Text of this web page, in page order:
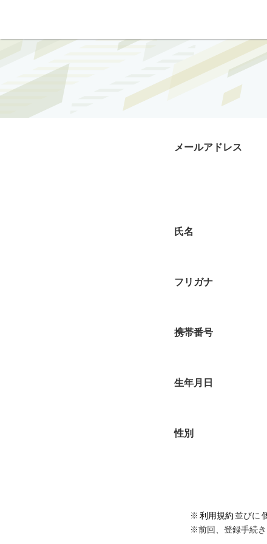
メールアドレス
氏名
フリガナ
携帯番号
生年月日
性別
※ 利用規約 並びに
※前回、登録手続き